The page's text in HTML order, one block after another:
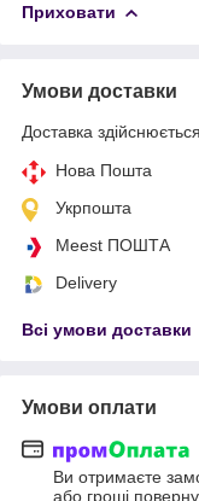
Приховати
Умови доставки
Доставка
Нова Пошта
Укрпошта
Meest ПОШТА
Delivery
Всі умови доставки
Умови оплати
Ви отримаєте
або гроші